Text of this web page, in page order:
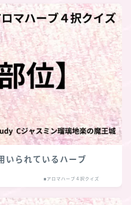
いられているハーブ
■アロマハーブ４択クイズ